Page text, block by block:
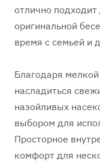
отлично
оригинальной
время с семьей и
Благодаря
насладиться
назойливых
выбором для
Просторное
комфорт для